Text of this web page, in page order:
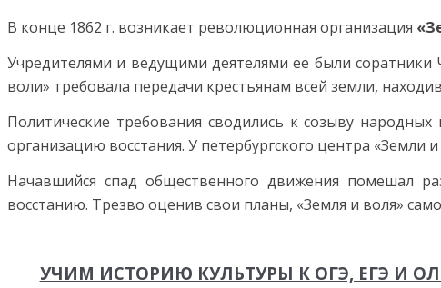
В конце 1862 г. возникает революционная организация
Учредителями и ведущими деятелями ее были
воли» требовала передачи крестьянам всей земли,
Политические требования сводились к созыву
организацию восстания. У петербургского центра
Начавшийся спад общественного движения помешал
восстанию. Трезво оценив свои планы, «Земля и воля»
УЧИМ ИСТОРИЮ КУЛЬТУРЫ К ОГЭ, ЕГЭ И